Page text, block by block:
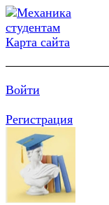
Карта сайта
Войти
Регистрация